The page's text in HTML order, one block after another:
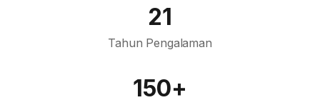
21
Tahun Pengalaman
150+